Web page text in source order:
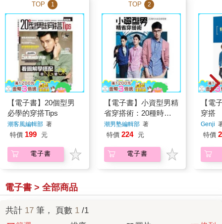
TOP 1
【電子書】20個型男
必學的穿搭Tips
潮客風編輯部 著
特價 199 元
電子書
TOP 2
【電子書】小資型男精
省穿搭術：20種時尚
造型輕鬆變
潮男塾編輯部 著
特價 224 元
電子書
【電
穿搭
Genji
特價
電子書 > 全部商品
共計 17 筆， 頁數 1 /1